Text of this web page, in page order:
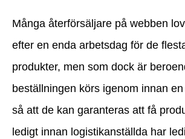
Många återförsäljare på webben
efter en enda arbetsdag för de
produkter, men som dock är
beställningen körs igenom innan
så att de kan garanteras att få
ledigt innan logistikanställda har